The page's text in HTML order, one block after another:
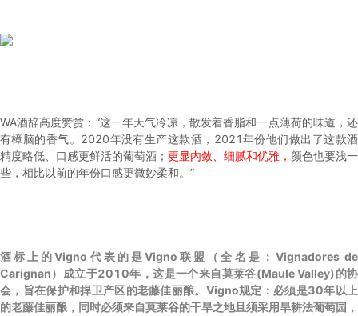
WA酒辞高度赞赏：“这一年天气冷凉，散发着香脂和一点薄荷的味道，还
有樟脑的香气。2020年没有生产这款酒，2021年份他们做出了这款酒
精度略低、口感更鲜活的葡萄酒； 更显内敛、细腻和优雅， 颜色也要浅一
些，相比以前的年份口感更微妙柔和。”
酒标上的Vigno代表的是Vigno联盟（全名是：Vignadores de
Carignan）成立于2010年，这是一个来自莫莱谷(Maule Valley)的协
会，旨在保护和捍卫产区的老藤佳丽酿。Vigno规定：必须是30年以上
的老藤佳丽酿，同时必须来自莫莱谷的干旱之地且须采用旱耕法葡萄园，